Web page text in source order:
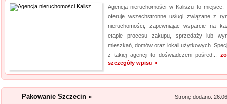
archiwizacyjne. Dzięki nam
Archiwizacja dokumentów
informacji jest naszym
jakim jest ...
Agencja nieruchomości w Kaliszu to miejsce,
oferuje wszechstronne usługi związane z
nieruchomości, zapewniając wsparcie na
etapie procesu zakupu, sprzedaży lub
mieszkań, domów oraz lokali użytkowych.
z takiej agencji to doświadczeni pośred...
szczegóły wpisu »
Pakowanie Szczecin » Stronę dodano: